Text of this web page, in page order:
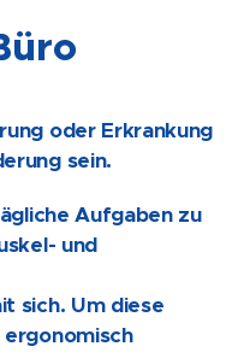
oder Erkrankung
sein.
Aufgaben zu
und
sich. Um diese
ergonomisch